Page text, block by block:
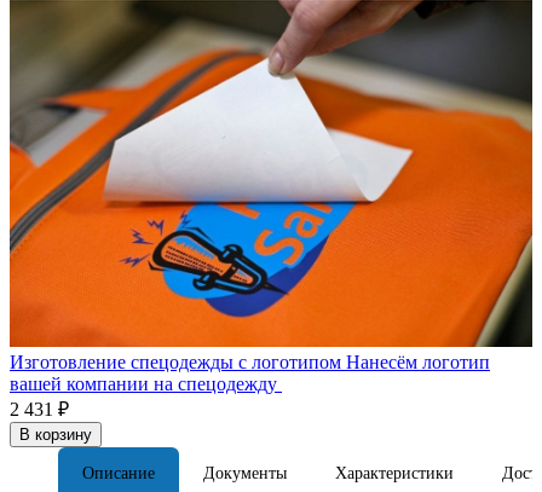
Изготовление спецодежды с логотипом Нанесём логотип
вашей компании на спецодежду
2 431 ₽
В корзину
Описание Документы Характеристики